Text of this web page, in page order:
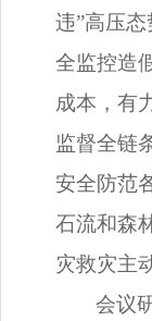
违”高压
全监控造
成本，有
监督全链
安全防范
石流和森
灾救灾主
会议